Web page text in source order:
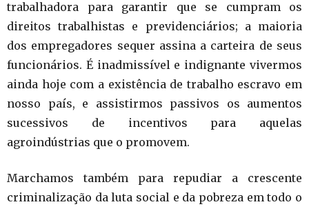
trabalhadora para garantir que se cumpram os
direitos trabalhistas e previdenciários; a maioria
dos empregadores sequer assina a carteira de seus
funcionários. É inadmissível e indignante vivermos
ainda hoje com a existência de trabalho escravo em
nosso país, e assistirmos passivos os aumentos
sucessivos de incentivos para aquelas
agroindústrias que o promovem.
Marchamos também para repudiar a crescente
criminalização da luta social e da pobreza em todo o